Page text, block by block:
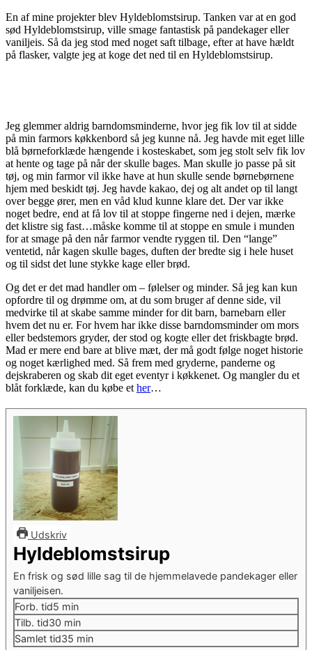
En af mine projekter blev Hyldeblomstsirup. Tanken var at en god
sød Hyldeblomstsirup, ville smage fantastisk på pandekager eller
vaniljeis. Så da jeg stod med noget saft tilbage, efter at have hældt
på flasker, valgte jeg at koge det ned til en Hyldeblomstsirup.
Jeg glemmer aldrig barndomsminderne, hvor jeg fik lov til at sidde
på min farmors køkkenbord så jeg kunne nå. Jeg havde mit eget lille
blå børneforklæde hængende i kosteskabet, som jeg stolt selv fik lov
at hente og tage på når der skulle bages. Man skulle jo passe på sit
tøj, og min farmor vil ikke have at hun skulle sende børnebørnene
hjem med beskidt tøj. Jeg havde kakao, dej og alt andet op til langt
over begge ører, men en våd klud kunne klare det. Der var ikke
noget bedre, end at få lov til at stoppe fingerne ned i dejen, mærke
det klistre sig fast…måske komme til at stoppe en smule i munden
for at smage på den når farmor vendte ryggen til. Den “lange”
ventetid, når kagen skulle bages, duften der bredte sig i hele huset
og til sidst det lune stykke kage eller brød.
Og det er det mad handler om – følelser og minder. Så jeg kan kun
opfordre til og drømme om, at du som bruger af denne side, vil
medvirke til at skabe samme minder for dit barn, barnebarn eller
hvem det nu er. For hvem har ikke disse barndomsminder om mors
eller bedstemors gryder, der stod og kogte eller det friskbagte brød.
Mad er mere end bare at blive mæt, der må godt følge noget historie
og noget kærlighed med. Så frem med gryderne, panderne og
dejskraberen og skab dit eget eventyr i køkkenet. Og mangler du et
blåt forklæde, kan du købe et her…
Udskriv
Hyldeblomstsirup
En frisk og sød lille sag til de hjemmelavede pandekager eller
vaniljeisen.
Forb. tid5 minutter
min
Tilb. tid30 minutter
min
Samlet tid35 minutter
min